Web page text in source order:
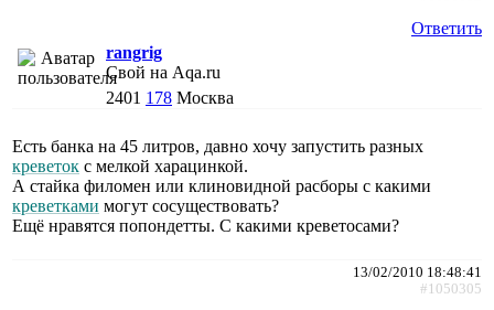
Ответить
rangrig
Свой на Aqa.ru
2401 178 Москва
Есть банка на 45 литров, давно хочу запустить разных
креветок с мелкой харацинкой.
А стайка филомен или клиновидной расборы с какими
креветками могут сосуществовать?
Ещё нравятся попондетты. С какими креветосами?
13/02/2010 18:48:41
#1050305